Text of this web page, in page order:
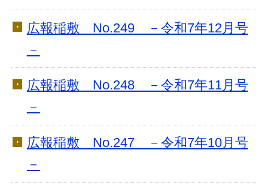
広報稲敷 No.249 －令和7年12月号
－
広報稲敷 No.248 －令和7年11月号
－
広報稲敷 No.247 －令和7年10月号
－